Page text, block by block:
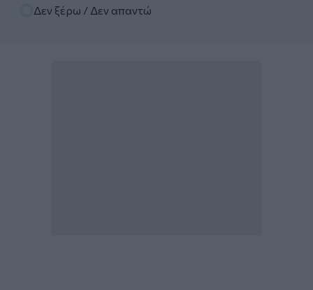
Δεν ξέρω / Δεν απαντώ